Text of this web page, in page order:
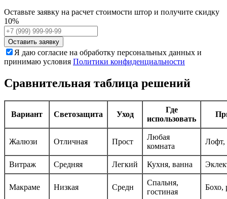
Оставьте заявку на расчет стоимости штор и получите скидку
10%
Оставить заявку
Я даю согласие на обработку персональных данных и
принимаю условия Политики конфиденциальности
Сравнительная таблица решений
Вариант Светозащита Уход
Где
использовать
Жалюзи Отличная Прост
Любая
комната
Лофт,
Витраж Средняя Легкий Кухня, ванна
Макраме Низкая Средн
Спальня,
гостиная
Бохо,